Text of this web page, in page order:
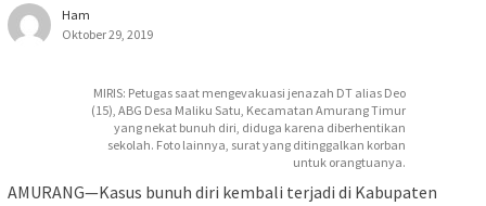
Ham
Oktober 29, 2019
MIRIS: Petugas saat mengevakuasi jenazah DT alias Deo
(15), ABG Desa Maliku Satu, Kecamatan Amurang Timur
yang nekat bunuh diri, diduga karena diberhentikan
sekolah. Foto lainnya, surat yang ditinggalkan korban
untuk orangtuanya.
AMURANG—Kasus bunuh diri kembali terjadi di Kabupaten